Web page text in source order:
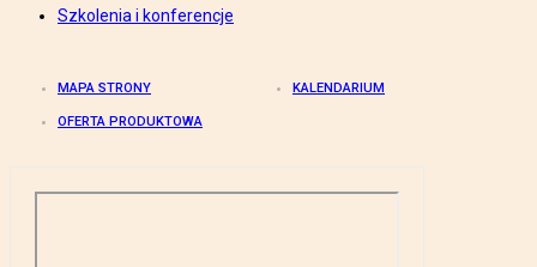
Szkolenia i konferencje
MAPA STRONY KALENDARIUM
OFERTA PRODUKTOWA